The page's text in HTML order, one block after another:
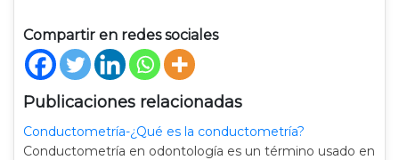
Compartir en redes sociales
Publicaciones relacionadas
Conductometría-¿Qué es la conductometría?
Conductometría en odontología es un término usado en